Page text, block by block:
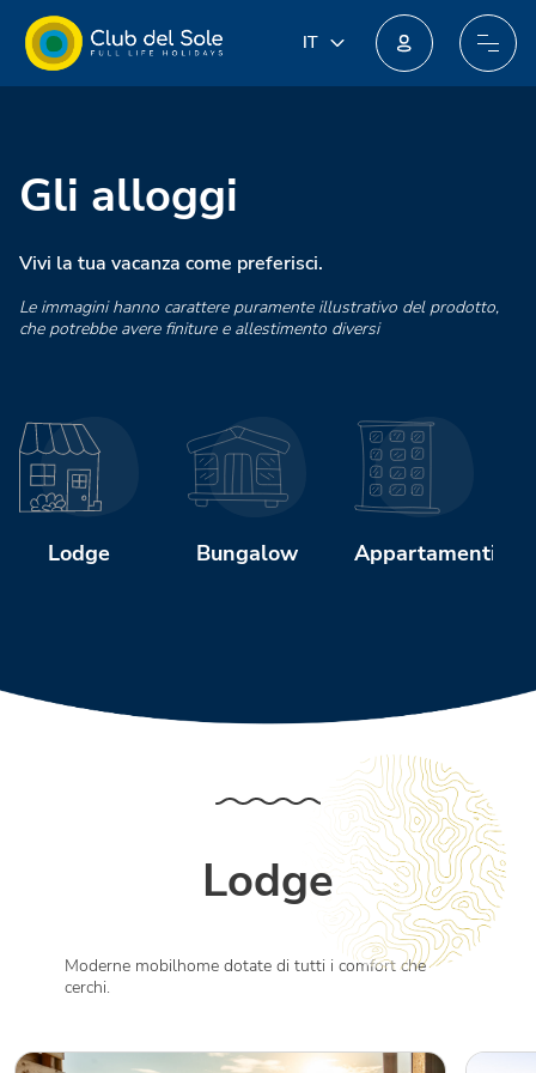
IT
Gli alloggi
Vivi la tua vacanza come preferisci.
Le immagini hanno carattere puramente illustrativo del prodotto,
che potrebbe avere finiture e allestimento diversi
Lodge Bungalow Appartamenti
Lodge
Moderne mobilhome dotate di tutti i comfort che
cerchi.